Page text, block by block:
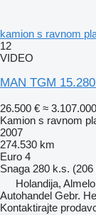
kamion s ravnom
12
VIDEO
MAN TGM
26.500 € ≈
Kamion s ravnom
2007
274.530 km
Euro 4
Snaga 280 k.s. (206
Holandija, Almelo
Autohandel Gebr.
Kontaktirajte